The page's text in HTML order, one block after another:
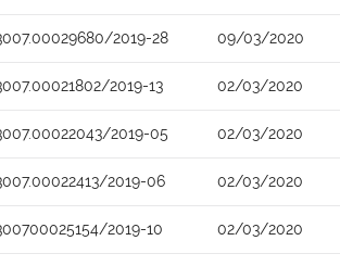
2019-28 09/03/2020
2019-13 02/03/2020
2019-05 02/03/2020
2019-06 02/03/2020
2019-10 02/03/2020